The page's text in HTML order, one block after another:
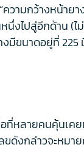
ความกว้างหน้า
นึ่งไปสู่อีกด้าน
มีขนาดอยู่ที่ 225
หลายคนคุ้นเคย
ดังกล่าวจะหมา